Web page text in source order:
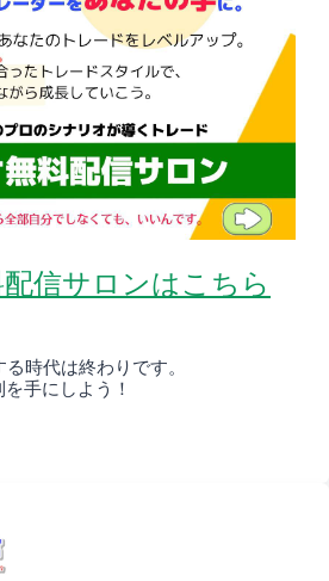
信サロンはこちら
時代は終わりです。
手にしよう！